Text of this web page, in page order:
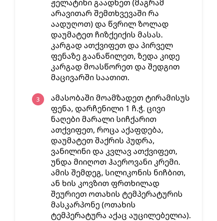
ჟელატინი გაადნეთ (მაგრამ
არავითარ შემთხვევაში რა
აადუღოთ) და წვრილ ზოლად
დაუმატეთ ჩიზქეიქის მასას.
კარგად ათქვიფეთ და პირველ
ფენაზე გაანაწილეთ, ზედა კიდე
კარგად მოასწორეთ და შედგით
მაცივარში საათით.
ამასობაში მოამზადეთ ტირამისუს
ფენა, დარჩენილი 1 ჩ.ჭ. ცივი
ნაღები მარალი სიჩქარით
ათქვიფეთ, როცა აქაფდება,
დაუმატეთ შაქრის პუდრა,
ვანილინი და კვლავ ათქვიფეთ,
უნდა მიიღოთ ჰაეროვანი კრემი.
ამის შემდეგ, სილიკონის ნიჩბით,
ან ხის კოვზით ფრთხილად
შეურიეთ ოთახის ტემპერატურის
მასკარპონე (ოთახის
ტემპერატურა აქაც აუცილებელია).